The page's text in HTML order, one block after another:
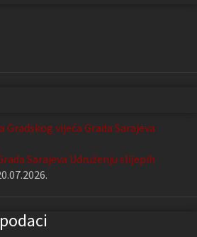
Gradskog vijeća Grada Sarajeva
Sarajeva Udruženju slijepih